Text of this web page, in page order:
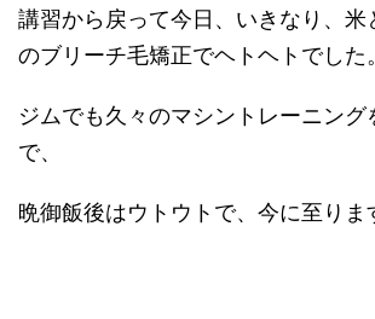
講習から戻って今日、いきなり、米
のブリーチ毛矯正でヘトヘトでした。
ジムでも久々のマシントレーニング
で、
晩御飯後はウトウトで、今に至りま